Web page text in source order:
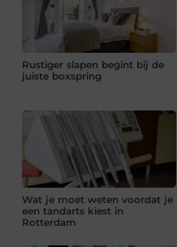
Rustiger slapen begint bij de
juiste boxspring
Wat je moet weten voordat je
een tandarts kiest in
Rotterdam